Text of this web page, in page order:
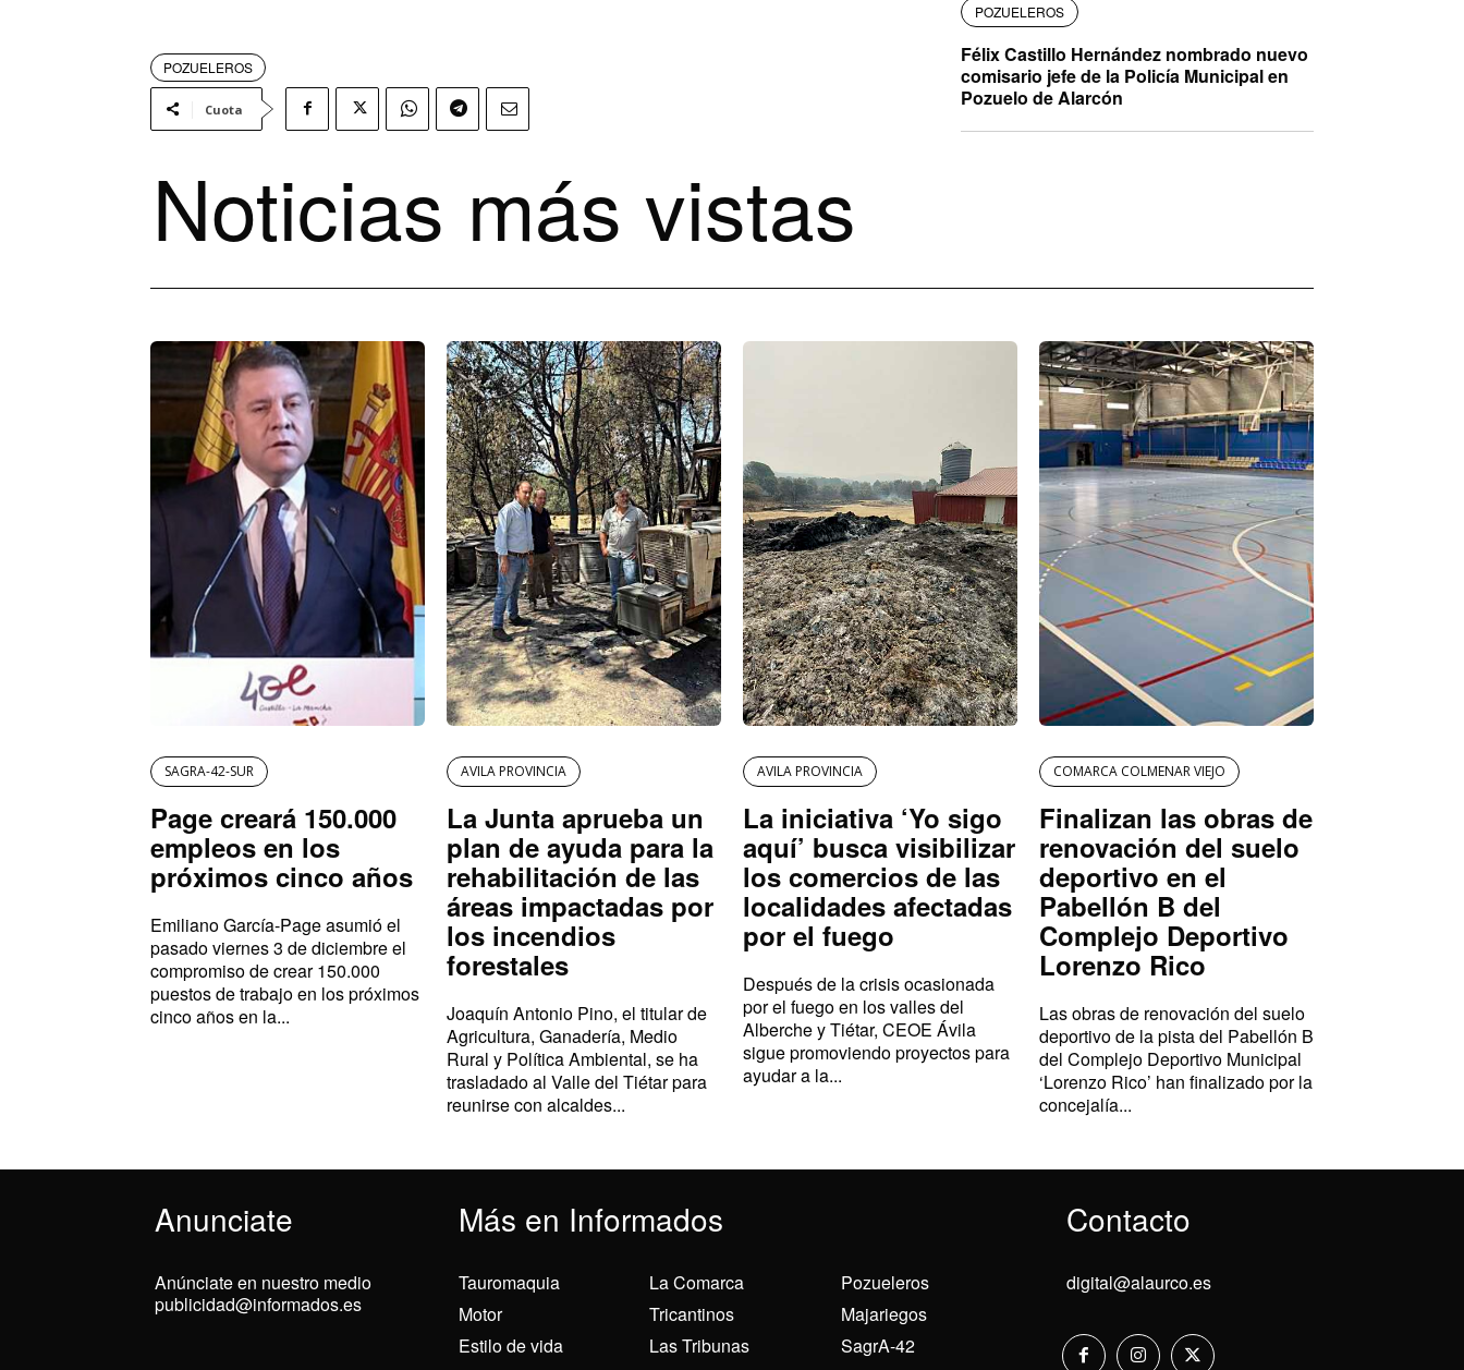
POZUELEROS
Cuota
POZUELEROS
Félix Castillo Hernández nombrado nuevo
comisario jefe de la Policía Municipal en
Pozuelo de Alarcón
Noticias más vistas
SAGRA-42-SUR
Page creará 150.000
empleos en los
próximos cinco años
Emiliano García-Page asumió el
pasado viernes 3 de diciembre el
compromiso de crear 150.000
puestos de trabajo en los próximos
cinco años en la...
AVILA PROVINCIA
La Junta aprueba un
plan de ayuda para la
rehabilitación de las
áreas impactadas por
los incendios
forestales
Joaquín Antonio Pino, el titular de
Agricultura, Ganadería, Medio
Rural y Política Ambiental, se ha
trasladado al Valle del Tiétar para
reunirse con alcaldes...
AVILA PROVINCIA
La iniciativa ‘Yo sigo
aquí’ busca visibilizar
los comercios de las
localidades afectadas
por el fuego
Después de la crisis ocasionada
por el fuego en los valles del
Alberche y Tiétar, CEOE Ávila
sigue promoviendo proyectos para
ayudar a la...
COMARCA COLMENAR VIEJO
Finalizan las obras de
renovación del suelo
deportivo en el
Pabellón B del
Complejo Deportivo
Lorenzo Rico
Las obras de renovación del suelo
deportivo de la pista del Pabellón B
del Complejo Deportivo Municipal
‘Lorenzo Rico’ han finalizado por la
concejalía...
Anunciate Más en Informados Contacto
Anúnciate en nuestro medio
publicidad@informados.es
Tauromaquia
Motor
Estilo de vida
La Comarca
Tricantinos
Las Tribunas
Pozueleros
Majariegos
SagrA-42
digital@alaurco.es